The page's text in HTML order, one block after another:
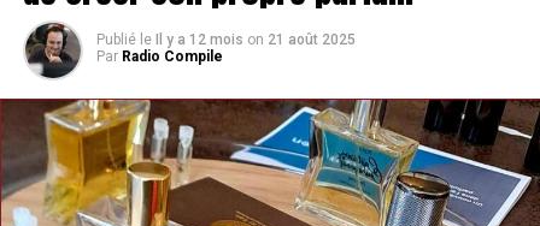
Publié le Il y a 12 mois on 21 août 2025
Par Radio Compile